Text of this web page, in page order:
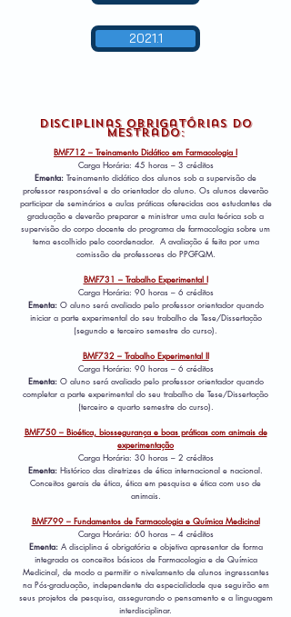
2021.1
Disciplinas Obrigatórias do
Mestrado:
BMF712 – Treinamento Didático em Farmacologia I
Carga Horária: 45 horas – 3 créditos
Ementa: Treinamento didático dos alunos sob a supervisão de
professor responsável e do orientador do aluno. Os alunos deverão
participar de seminários e aulas práticas oferecidas aos estudantes de
graduação e deverão preparar e ministrar uma aula teórica sob a
supervisão do corpo docente do programa de farmacologia sobre um
tema escolhido pelo coordenador. A avaliação é feita por uma
comissão de professores do PPGFQM.
BMF731 – Trabalho Experimental I
Carga Horária: 90 horas – 6 créditos
Ementa:O aluno será avaliado pelo professor orientador quando
iniciar a parte experimental do seu trabalho de Tese/Dissertação
(segundo e terceiro semestre do curso).
BMF732 – Trabalho Experimental II
Carga Horária: 90 horas – 6 créditos
Ementa:O aluno será avaliado pelo professor orientador quando
completar a parte experimental do seu trabalho de Tese/Dissertação
(terceiro e quarto semestre do curso).
BMF750 – Bioética, biossegurança e boas práticas com animais de
experimentação
Carga Horária: 30 horas – 2 créditos
Ementa: Histórico das diretrizes de ética internacional e nacional.
Conceitos gerais de ética, ética em pesquisa e ética com uso de
animais.
BMF799 – Fundamentos de Farmacologia e Química Medicinal
Carga Horária: 60 horas – 4 créditos
Ementa: A disciplina é obrigatória e objetiva apresentar de forma
integrada os conceitos básicos de Farmacologia e de Química
Medicinal, de modo a permitir o nivelamento de alunos ingressantes
na Pós-graduação, independente da especialidade que seguirão em
seus projetos de pesquisa, assegurando o pensamento e a linguagem
interdisciplinar.